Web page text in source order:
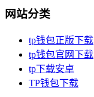
网站分类
tp钱包正版下载
tp钱包官网下载
tp下载安卓
TP钱包下载